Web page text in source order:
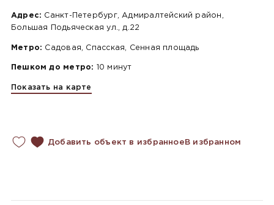
Адрес: Санкт-Петербург, Адмиралтейский район,
Большая Подьяческая ул., д.22
Метро: Садовая, Спасская, Сенная площадь
Пешком до метро: 10 минут
Показать на карте
Добавить объект в избранное В избранном